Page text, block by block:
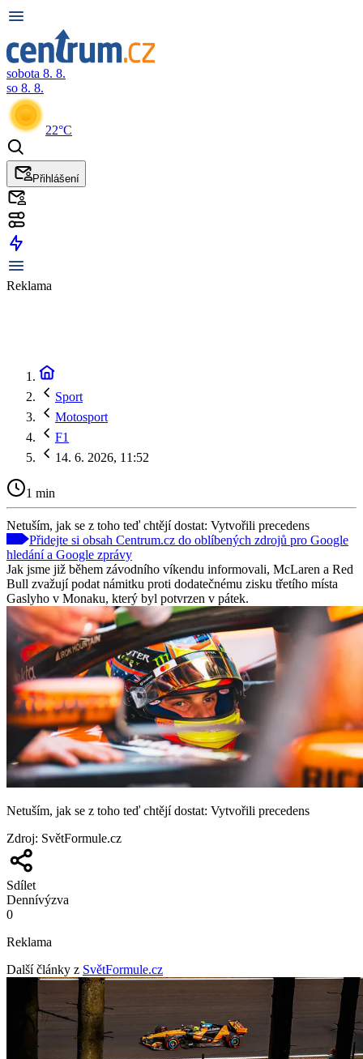
sobota 8. 8.
so 8. 8.
22°C
Přihlášení
Reklama
Sport
Motosport
F1
14. 6. 2026, 11:52
1 min
Netuším, jak se z toho teď chtějí dostat: Vytvořili precedens
Přidejte si obsah Centrum.cz do oblíbených zdrojů pro Google
hledání a Google zprávy
Jak jsme již během závodního víkendu informovali, McLaren a Red
Bull zvažují podat námitku proti dodatečnému zisku třetího místa
Gaslyho v Monaku, který byl potvrzen v pátek.
Netuším, jak se z toho teď chtějí dostat: Vytvořili precedens
Zdroj: SvětFormule.cz
Sdílet
Dennívýzva
0
Reklama
Další články z SvětFormule.cz